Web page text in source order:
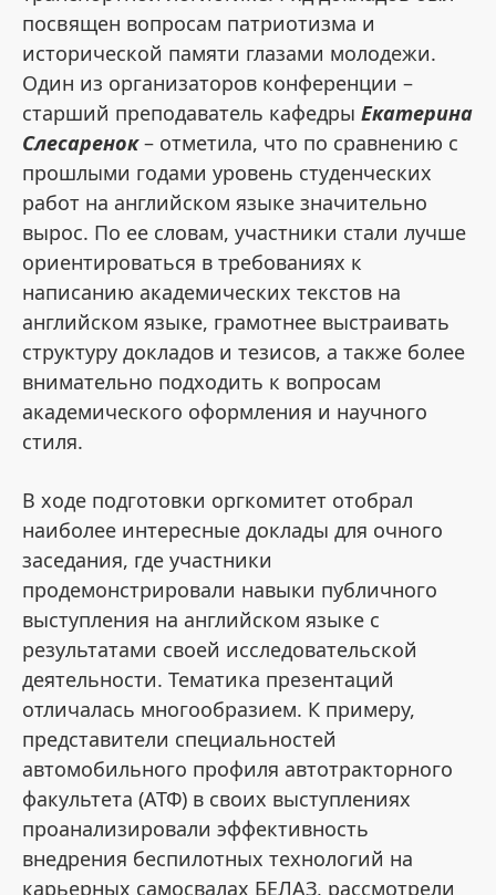
посвящен вопросам патриотизма и
исторической памяти глазами молодежи.
Один из организаторов конференции –
старший преподаватель кафедры Екатерина
Слесаренок– отметила, что по сравнению с
прошлыми годами уровень студенческих
работ на английском языке значительно
вырос. По ее словам, участники стали лучше
ориентироваться в требованиях к
написанию академических текстов на
английском языке, грамотнее выстраивать
структуру докладов и тезисов, а также более
внимательно подходить к вопросам
академического оформления и научного
стиля.
В ходе подготовки оргкомитет отобрал
наиболее интересные доклады для очного
заседания, где участники
продемонстрировали навыки публичного
выступления на английском языке с
результатами своей исследовательской
деятельности. Тематика презентаций
отличалась многообразием. К примеру,
представители специальностей
автомобильного профиля автотракторного
факультета (АТФ) в своих выступлениях
проанализировали эффективность
внедрения беспилотных технологий на
карьерных самосвалах БЕЛАЗ, рассмотрели